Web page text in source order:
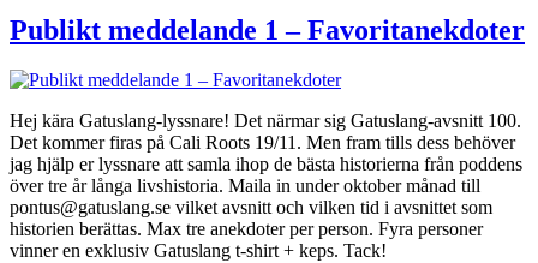
–
Publikt meddelande 1 – Favoritanekdoter
Hej kära Gatuslang-lyssnare! Det närmar sig Gatuslang-avsnitt 100.
Det kommer firas på Cali Roots 19/11. Men fram tills dess behöver
jag hjälp er lyssnare att samla ihop de bästa historierna från poddens
över tre år långa livshistoria. Maila in under oktober månad till
pontus@gatuslang.se vilket avsnitt och vilken tid i avsnittet som
historien berättas. Max tre anekdoter per person. Fyra personer
vinner en exklusiv Gatuslang t-shirt + keps. Tack!